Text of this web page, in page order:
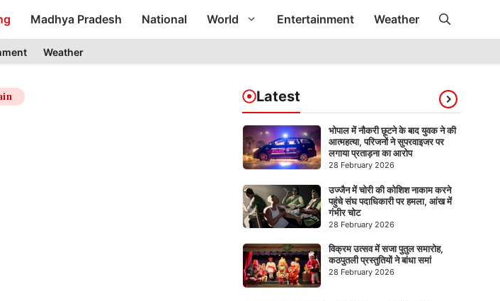
Madhya Pradesh National World Entertainment Weather
Weather
Latest
भोपाल में नौकरी छूटने के बाद युवक ने की
आत्महत्या, परिजनों ने सुपरवाइजर पर
लगाया प्रताड़ना का आरोप
28 February 2026
उज्जैन में चोरी की कोशिश नाकाम करने
पहुंचे संघ पदाधिकारी पर हमला, आंख में
गंभीर चोट
28 February 2026
विक्रम उत्सव में सजा पुतुल समारोह,
कठपुतली प्रस्तुतियों ने बांधा समां
28 February 2026